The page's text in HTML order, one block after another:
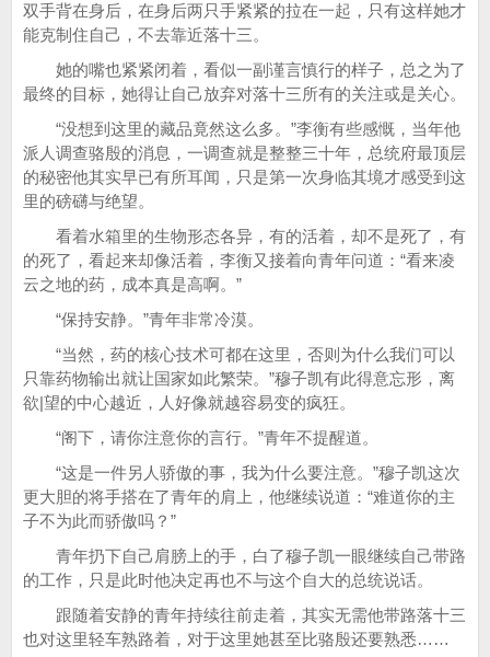
双手背在身后，在身后两只手紧紧的拉在一起，只有这样她才
能克制住自己，不去靠近落十三。
她的嘴也紧紧闭着，看似一副谨言慎行的样子，总之为了
最终的目标，她得让自己放弃对落十三所有的关注或是关心。
“没想到这里的藏品竟然这么多。”李衡有些感慨，当年他
派人调查骆殷的消息，一调查就是整整三十年，总统府最顶层
的秘密他其实早已有所耳闻，只是第一次身临其境才感受到这
里的磅礴与绝望。
看着水箱里的生物形态各异，有的活着，却不是死了，有
的死了，看起来却像活着，李衡又接着向青年问道：“看来凌
云之地的药，成本真是高啊。”
“保持安静。”青年非常冷漠。
“当然，药的核心技术可都在这里，否则为什么我们可以
只靠药物输出就让国家如此繁荣。”穆子凯有此得意忘形，离
欲|望的中心越近，人好像就越容易变的疯狂。
“阁下，请你注意你的言行。”青年不提醒道。
“这是一件另人骄傲的事，我为什么要注意。”穆子凯这次
更大胆的将手搭在了青年的肩上，他继续说道：“难道你的主
子不为此而骄傲吗？”
青年扔下自己肩膀上的手，白了穆子凯一眼继续自己带路
的工作，只是此时他决定再也不与这个自大的总统说话。
跟随着安静的青年持续往前走着，其实无需他带路落十三
也对这里轻车熟路着，对于这里她甚至比骆殷还要熟悉……